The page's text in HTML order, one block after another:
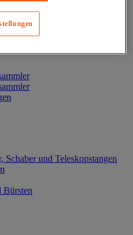
Schaber und Teleskopstangen
Bürsten